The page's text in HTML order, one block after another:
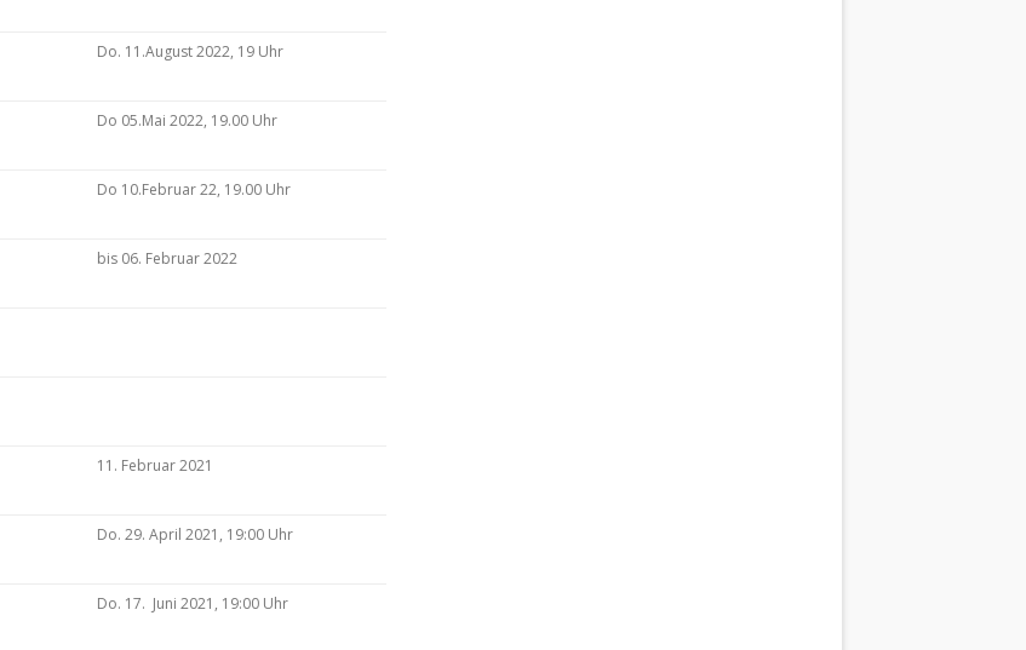
Do. 11.August 2022, 19 Uhr
Do 05.Mai 2022, 19.00 Uhr
Do 10.Februar 22, 19.00 Uhr
bis 06. Februar 2022
11. Februar 2021
Do. 29. April 2021, 19:00 Uhr
Do. 17. Juni 2021, 19:00 Uhr